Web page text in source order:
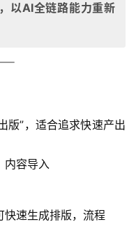
以AI全链路能力重新
版”，适合追求快速产出
内容导入
速生成排版，流程